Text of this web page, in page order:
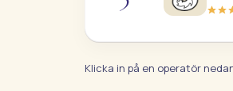
Klicka in på en operatör